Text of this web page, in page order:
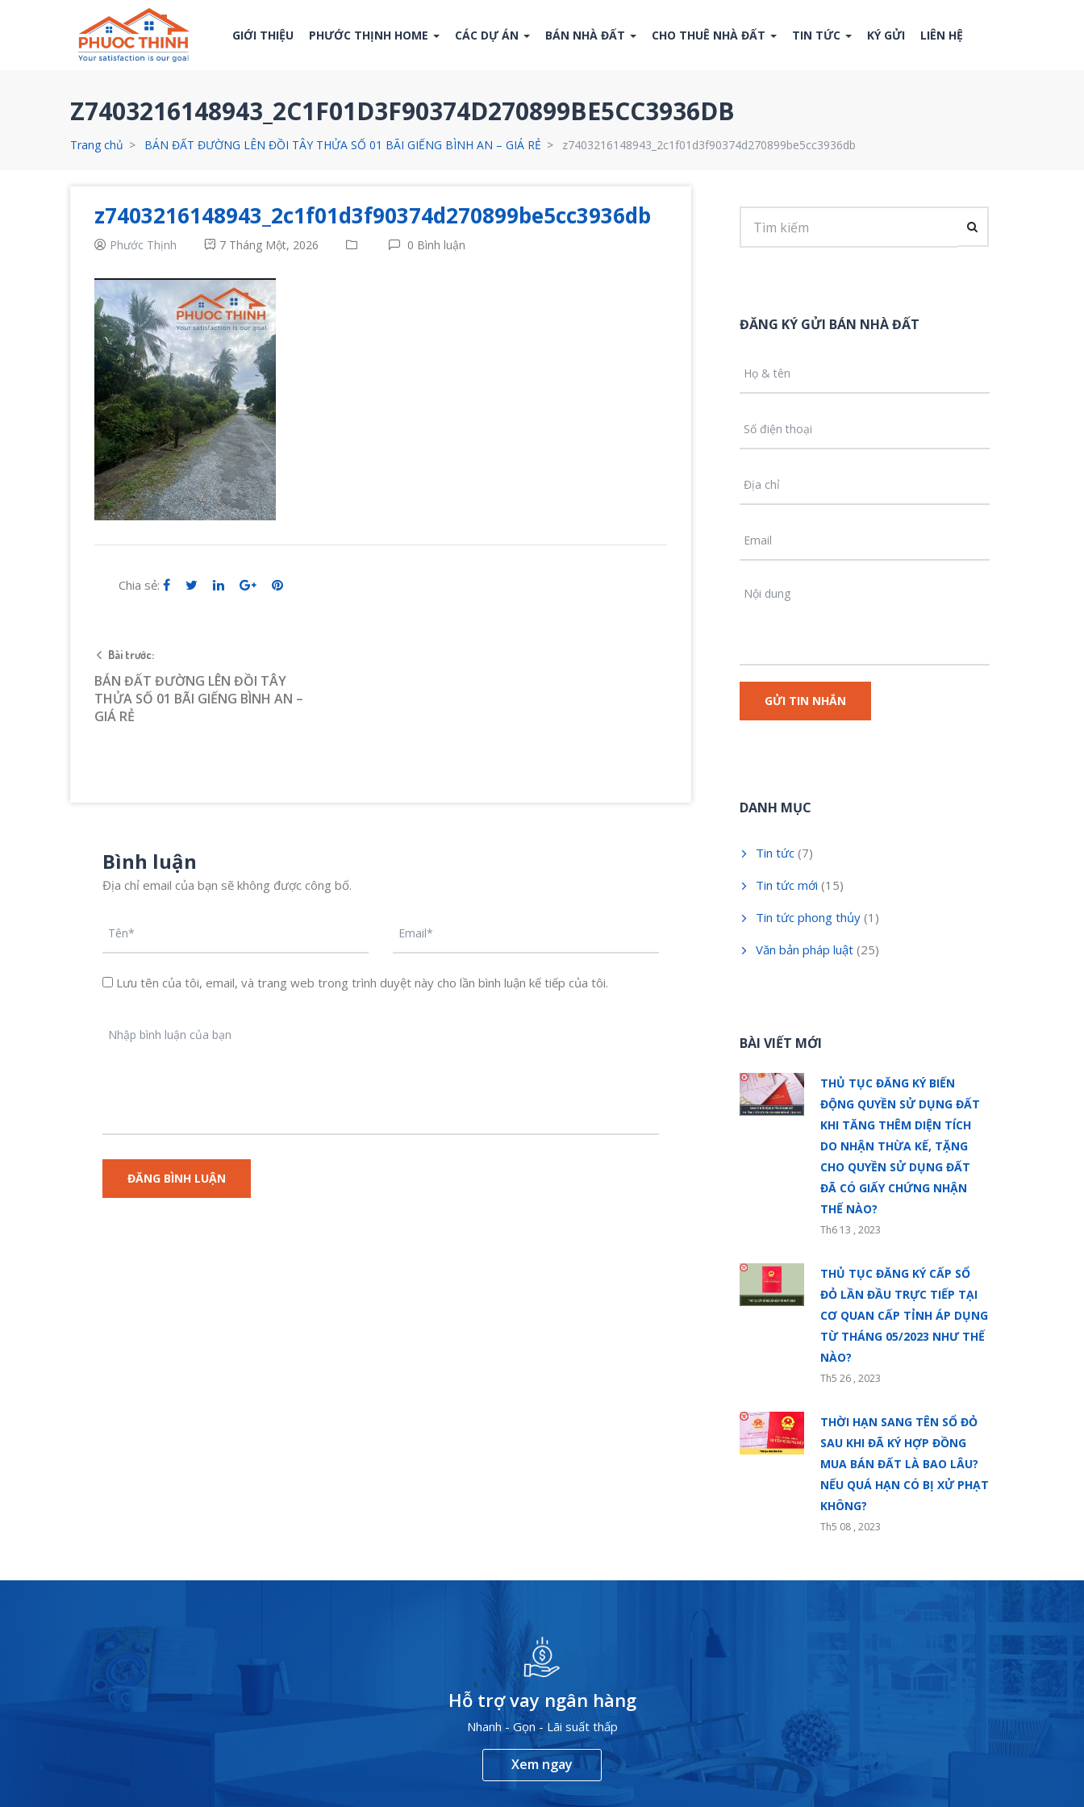
GIỚI THIỆU PHƯỚC THỊNH HOME CÁC DỰ ÁN BÁN NHÀ ĐẤT CHO THUÊ NHÀ ĐẤT TIN TỨC KÝ GỬI LIÊN HỆ
Z7403216148943_2C1F01D3F90374D270899BE5CC3936DB
Trang chủ BÁN ĐẤT ĐƯỜNG LÊN ĐỒI TÂY THỬA SỐ 01 BÃI GIẾNG BÌNH AN – GIÁ RẺ z7403216148943_2c1f01d3f90374d270899be5cc3936db
z7403216148943_2c1f01d3f90374d270899be5cc3936db
Phước Thịnh 7 Tháng Một, 2026 0 Bình luận
Chia sẻ:
Bài trước:
BÁN ĐẤT ĐƯỜNG LÊN ĐỒI TÂY
THỬA SỐ 01 BÃI GIẾNG BÌNH AN –
GIÁ RẺ
Bình luận
Địa chỉ email của bạn sẽ không được công bố.
Lưu tên của tôi, email, và trang web trong trình duyệt này cho lần bình luận kế tiếp của tôi.
ĐĂNG KÝ GỬI BÁN NHÀ ĐẤT
DANH MỤC
Tin tức (7)
Tin tức mới (15)
Tin tức phong thủy (1)
Văn bản pháp luật (25)
BÀI VIẾT MỚI
THỦ TỤC ĐĂNG KÝ BIẾN
ĐỘNG QUYỀN SỬ DỤNG ĐẤT
KHI TĂNG THÊM DIỆN TÍCH
DO NHẬN THỪA KẾ, TẶNG
CHO QUYỀN SỬ DỤNG ĐẤT
ĐÃ CÓ GIẤY CHỨNG NHẬN
THẾ NÀO?
Th6 13 , 2023
THỦ TỤC ĐĂNG KÝ CẤP SỔ
ĐỎ LẦN ĐẦU TRỰC TIẾP TẠI
CƠ QUAN CẤP TỈNH ÁP DỤNG
TỪ THÁNG 05/2023 NHƯ THẾ
NÀO?
Th5 26 , 2023
THỜI HẠN SANG TÊN SỔ ĐỎ
SAU KHI ĐÃ KÝ HỢP ĐỒNG
MUA BÁN ĐẤT LÀ BAO LÂU?
NẾU QUÁ HẠN CÓ BỊ XỬ PHẠT
KHÔNG?
Th5 08 , 2023
Hỗ trợ vay ngân hàng
Nhanh - Gọn - Lãi suất thấp
Xem ngay